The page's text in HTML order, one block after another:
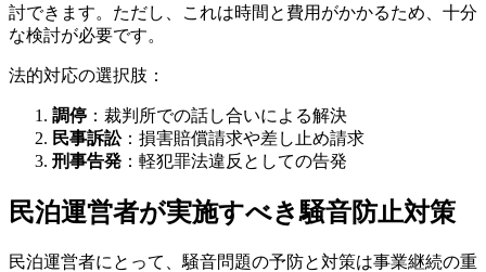
討できます。ただし、これは時間と費用がかかるため、十分
な検討が必要です。
法的対応の選択肢：
調停 ：裁判所での話し合いによる解決
民事訴訟：損害賠償請求や差し止め請求
刑事告発 ：軽犯罪法違反としての告発
民泊運営者が実施すべき騒音防止対策
民泊運営者にとって、騒音問題の予防と対策は事業継続の重